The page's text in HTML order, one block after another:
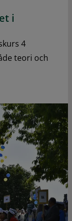
i
4
teori och